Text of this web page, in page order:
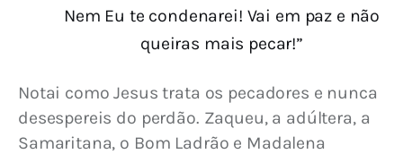
Nem Eu te condenarei! Vai em paz e não
queiras mais pecar!”
Notai como Jesus trata os pecadores e nunca
desespereis do perdão. Zaqueu, a adúltera, a
Samaritana, o Bom Ladrão e Madalena